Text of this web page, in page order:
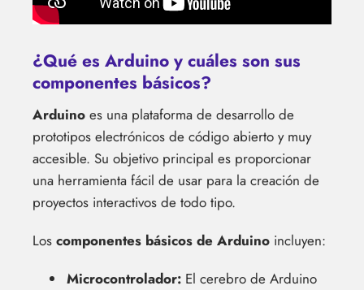
¿Qué es Arduino y cuáles son sus
componentes básicos?
Arduino es una plataforma de desarrollo de
prototipos electrónicos de código abierto y muy
accesible. Su objetivo principal es proporcionar
una herramienta fácil de usar para la creación de
proyectos interactivos de todo tipo.
Los componentes básicos de Arduino incluyen:
Microcontrolador: El cerebro de Arduino